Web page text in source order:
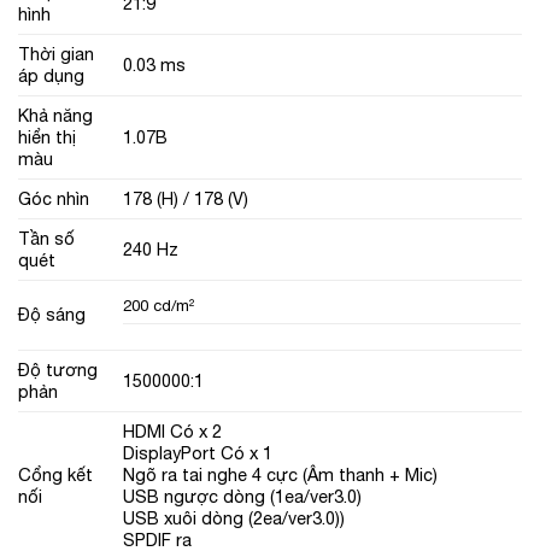
hình
Thời gian
áp dụng
0.03 ms
Khả năng
hiển thị
màu
1.07B
Góc nhìn
178 (H) / 178 (V)
Tần số
quét
240 Hz
Độ sáng 200 cd/m²
Độ tương
phản
1500000:1
Cổng kết
nối
HDMI Có x 2
DisplayPort Có x 1
Ngõ ra tai nghe 4 cực (Âm thanh + Mic)
USB ngược dòng (1ea/ver3.0)
USB xuôi dòng (2ea/ver3.0))
SPDIF ra